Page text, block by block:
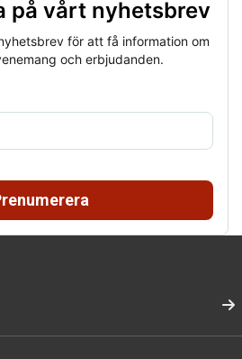
på vårt nyhetsbrev
för att få information om
och erbjudanden.